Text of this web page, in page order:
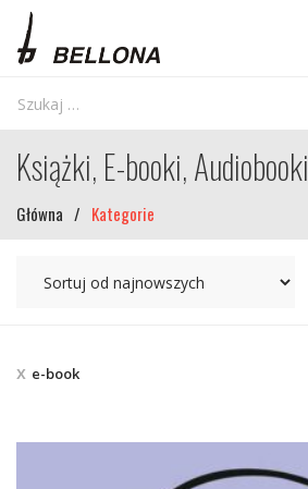
Książki, E-booki, Audiobooki
Główna / Kategorie
e-book